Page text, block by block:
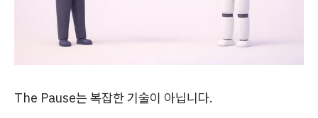
The Pause는 복잡한 기술이 아닙니다.